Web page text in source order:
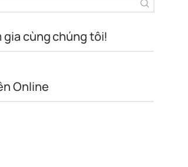
gia cùng chúng tôi!
Online